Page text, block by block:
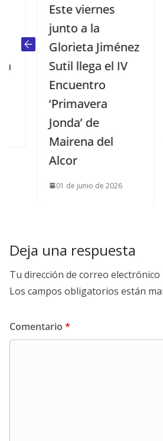
Este viernes
junto a la
Glorieta Jiménez
Sutil llega el IV
Encuentro
‘Primavera
Jonda’ de
Mairena del
Alcor
01 de junio de 2026
Deja una respuesta
Tu dirección de correo electrónico
Los campos obligatorios están
Comentario *